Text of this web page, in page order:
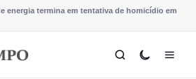
energia termina em tentativa de homicídio em